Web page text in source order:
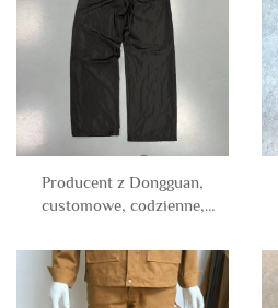
Producent z Dongguan,
customowe, codzienne,
outdoorowe, z poliestru,
bluzy przeciwdeszczowe,
puste hafty, nylonowe